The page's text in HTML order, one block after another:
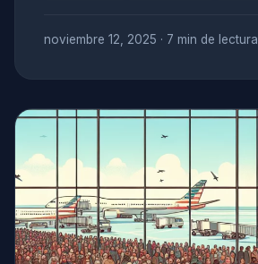
noviembre 12, 2025 · 7 min de lectura